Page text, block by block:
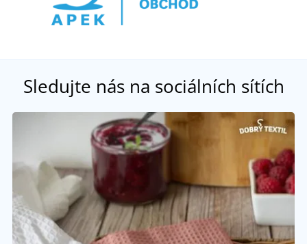
Sledujte nás na sociálních sítích